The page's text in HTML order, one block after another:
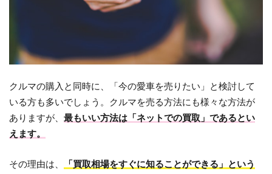
クルマの購入と同時に、「今の愛車を売りたい」と検討して
いる方も多いでしょう。クルマを売る方法にも様々な方法が
ありますが、最もいい方法は「ネットでの買取」であるとい
えます。
その理由は、
「買取相場をすぐに知ることができる」という